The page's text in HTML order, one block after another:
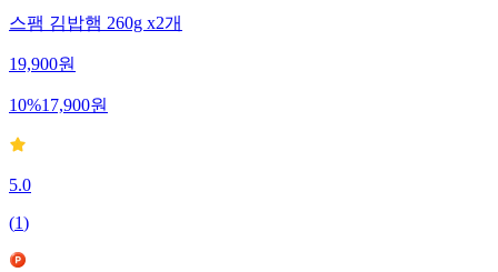
스팸 김밥햄 260g x2개
19,900원
10%17,900원
5.0
(1)